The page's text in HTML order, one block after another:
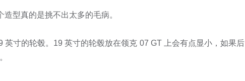
型真的是挑不出太多的毛病。
英寸的轮毂。19 英寸的轮毂放在领克 07 GT 上会有点显小，如果后